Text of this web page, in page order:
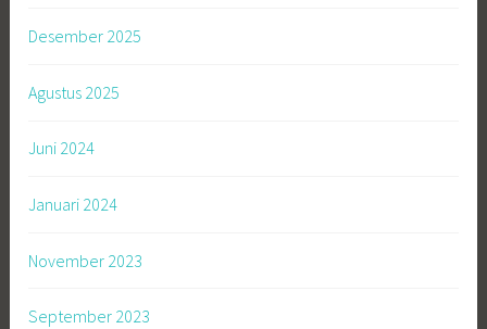
Desember 2025
Agustus 2025
Juni 2024
Januari 2024
November 2023
September 2023